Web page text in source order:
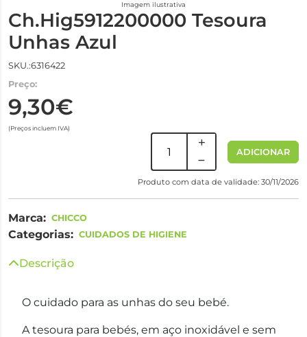
Imagem ilustrativa
Ch.Hig5912200000 Tesoura
Unhas Azul
SKU.:6316422
Preço:
9,30€
(Preços incluem IVA)
ADICIONAR
Produto com data de validade: 30/11/2026
Marca: CHICCO
Categorias: CUIDADOS DE HIGIENE
Descrição
O cuidado para as unhas do seu bebé.
A tesoura para bebés, em aço inoxidável e sem